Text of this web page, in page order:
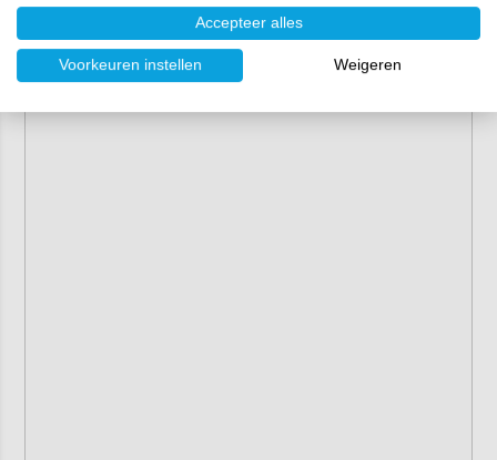
Accepteer alles
Voorkeuren instellen Weigeren